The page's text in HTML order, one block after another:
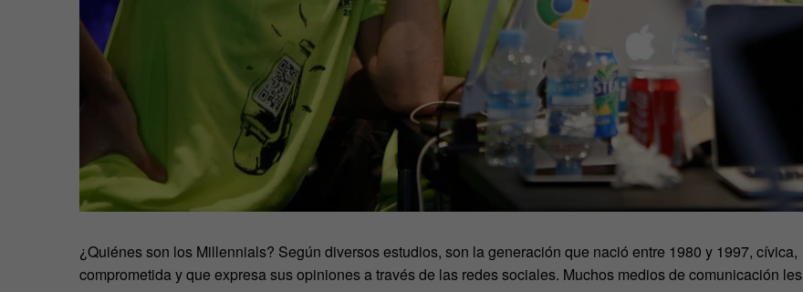
¿Quiénes son los Millennials? Según diversos estudios, son la generación que nació entre 1980 y 1997, cívica,
comprometida y que expresa sus opiniones a través de las redes sociales. Muchos medios de comunicación les